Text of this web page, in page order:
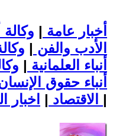
أخبار عامة | وكالة
الأدب والفن |
أنباء العلمانية |
أنباء حقوق
الاقتصاد | |